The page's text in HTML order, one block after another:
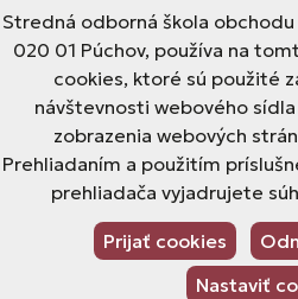
Stredná odborná škola obchodu
020 01 Púchov, používa na
cookies, ktoré sú použité
návštevnosti webového
zobrazenia webových
Prehliadaním a použitím
prehliadača vyjadrujete
Prijať cookies
Nastaviť